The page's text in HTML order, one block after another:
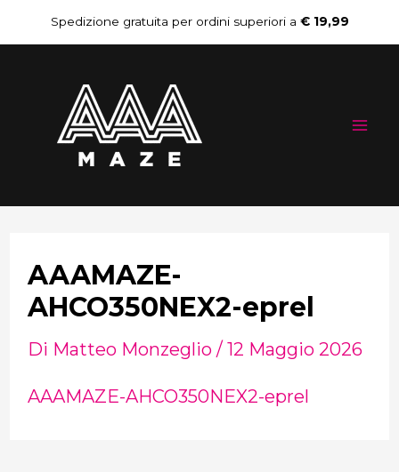
al
contenuto
Spedizione gratuita per ordini superiori a € 19,99
AAAMAZE-
AHCO350NEX2-eprel
Di Matteo Monzeglio / 12 Maggio 2026
AAAMAZE-AHCO350NEX2-eprel
Navigazione
articoli